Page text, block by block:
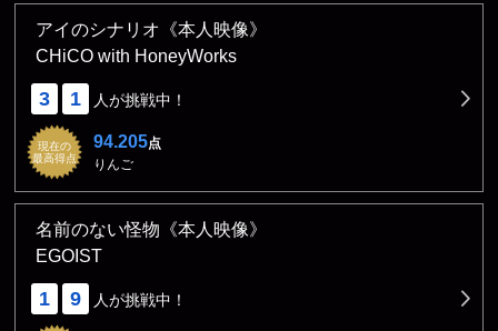
アイのシナリオ《本人映像》
CHiCO with HoneyWorks
3 1 人が挑戦中！
現在の
最高得点
94.205点
りんご
名前のない怪物《本人映像》
EGOIST
1 9 人が挑戦中！